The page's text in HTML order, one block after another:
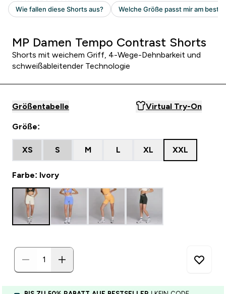
MP Damen Tempo Contrast Shorts
Shorts mit weichem Griff, 4-Wege-Dehnbarkeit und
schweißableitender Technologie
Größentabelle Virtual Try-On
Größe:
XS S M L XL XXL
Farbe: Ivory